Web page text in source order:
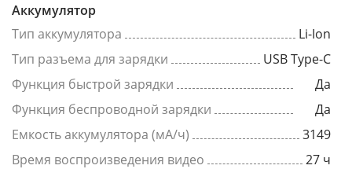
Аккумулятор
Тип аккумулятора
Li-Ion
Тип разъема для зарядки
USB Type-C
Функция быстрой зарядки
Да
Функция беспроводной зарядки
Да
Емкость аккумулятора (мА/ч)
3149
Время воспроизведения видео
27 ч